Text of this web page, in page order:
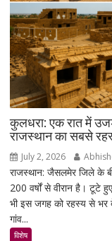
कुलधरा: एक रात में
राजस्थान का सबसे
July 2, 2026
राजस्थान: जैसलमेर जिले के
200 वर्षों से वीरान है। टूटे
भी इस जगह को रहस्य से
गांव...
विशेष